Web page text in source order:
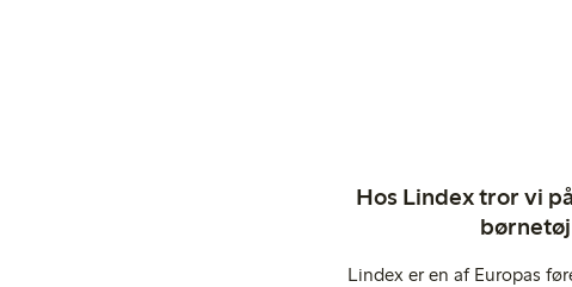
Hos Lindex tror vi
Lindex er en af Europas